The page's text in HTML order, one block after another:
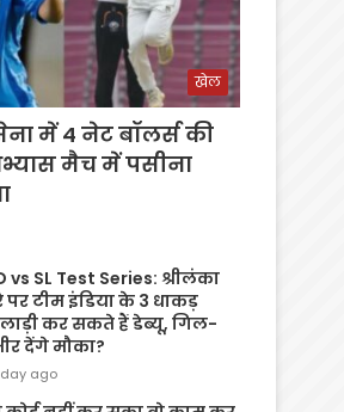
खेल
में 4 नेट बॉलर्स की
मैच में पसीना
vs SL Test Series: श्रीलंका
पर टीम इंडिया के 3 धाकड़
कर सकते हैं डेब्यू, गिल-
देंगे मौका?
day ago